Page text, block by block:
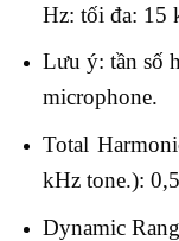
Hz: tối đa: 15
Lưu ý: tần số
microphone.
Total
kHz tone.):
Dynamic